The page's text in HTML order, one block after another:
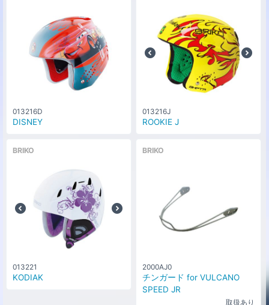
013216D
DISNEY
013216J
ROOKIE J
BRIKO
013221
KODIAK
BRIKO
2000AJ0
チンガード for VULCANO
SPEED JR
取扱あり